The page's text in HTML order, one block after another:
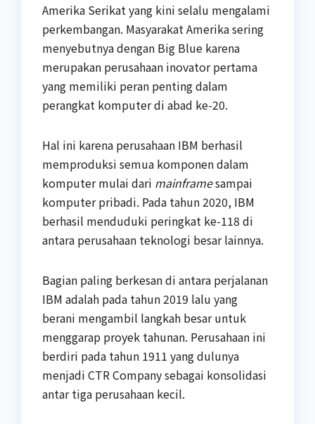
Amerika Serikat yang kini selalu mengalami
perkembangan. Masyarakat Amerika sering
menyebutnya dengan Big Blue karena
merupakan perusahaan inovator pertama
yang memiliki peran penting dalam
perangkat komputer di abad ke-20.
Hal ini karena perusahaan IBM berhasil
memproduksi semua komponen dalam
komputer mulai dari mainframesampai
komputer pribadi. Pada tahun 2020, IBM
berhasil menduduki peringkat ke-118 di
antara perusahaan teknologi besar lainnya.
Bagian paling berkesan di antara perjalanan
IBM adalah pada tahun 2019 lalu yang
berani mengambil langkah besar untuk
menggarap proyek tahunan. Perusahaan ini
berdiri pada tahun 1911 yang dulunya
menjadi CTR Company sebagai konsolidasi
antar tiga perusahaan kecil.